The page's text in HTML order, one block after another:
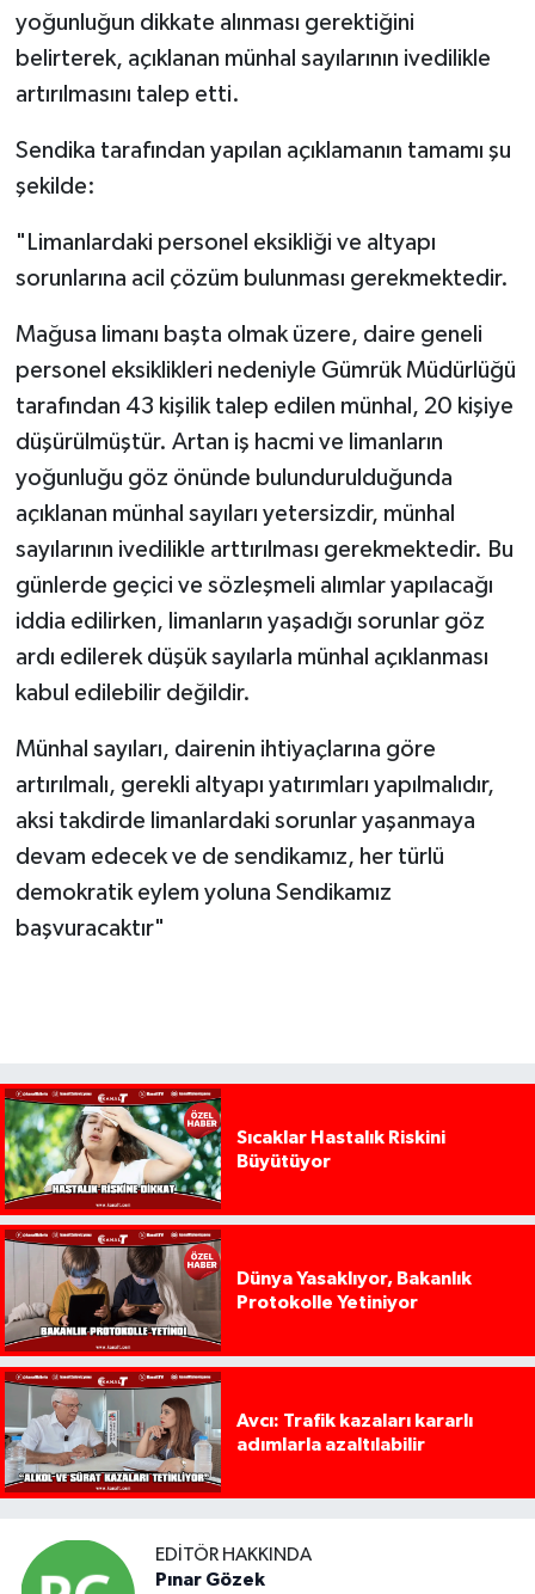
yoğunluğun dikkate alınması gerektiğini
belirterek, açıklanan münhal sayılarının ivedilikle
artırılmasını talep etti.
Sendika tarafından yapılan açıklamanın tamamı şu
şekilde:
"Limanlardaki personel eksikliği ve altyapı
sorunlarına acil çözüm bulunması gerekmektedir.
Mağusa limanı başta olmak üzere, daire geneli
personel eksiklikleri nedeniyle Gümrük Müdürlüğü
tarafından 43 kişilik talep edilen münhal, 20 kişiye
düşürülmüştür. Artan iş hacmi ve limanların
yoğunluğu göz önünde bulundurulduğunda
açıklanan münhal sayıları yetersizdir, münhal
sayılarının ivedilikle arttırılması gerekmektedir. Bu
günlerde geçici ve sözleşmeli alımlar yapılacağı
iddia edilirken, limanların yaşadığı sorunlar göz
ardı edilerek düşük sayılarla münhal açıklanması
kabul edilebilir değildir.
Münhal sayıları, dairenin ihtiyaçlarına göre
artırılmalı, gerekli altyapı yatırımları yapılmalıdır,
aksi takdirde limanlardaki sorunlar yaşanmaya
devam edecek ve de sendikamız, her türlü
demokratik eylem yoluna Sendikamız
başvuracaktır"
Sıcaklar Hastalık Riskini
Büyütüyor
Dünya Yasaklıyor, Bakanlık
Protokolle Yetiniyor
Avcı: Trafik kazaları kararlı
adımlarla azaltılabilir
EDITÖR HAKKINDA
Pınar Gözek